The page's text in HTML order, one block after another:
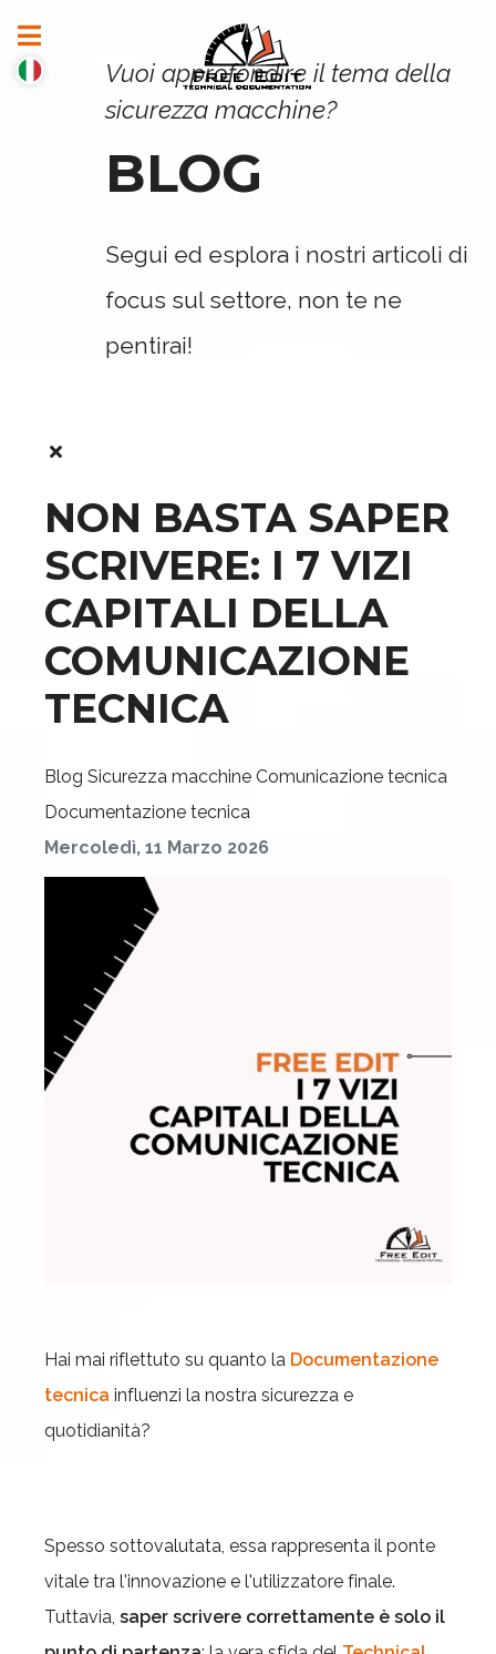
Vuoi approfondire il tema della
sicurezza macchine?
BLOG
Segui ed esplora i nostri articoli di
focus sul settore, non te ne
pentirai!
NON BASTA SAPER
SCRIVERE: I 7 VIZI
CAPITALI DELLA
COMUNICAZIONE
TECNICA
Blog Sicurezza macchine Comunicazione tecnica
Documentazione tecnica
Mercoledì, 11 Marzo 2026
Hai mai riflettuto su quanto la Documentazione
tecnica influenzi la nostra sicurezza e
quotidianità?
Spesso sottovalutata, essa rappresenta il ponte
vitale tra l'innovazione e l'utilizzatore finale.
Tuttavia, saper scrivere correttamente è solo il